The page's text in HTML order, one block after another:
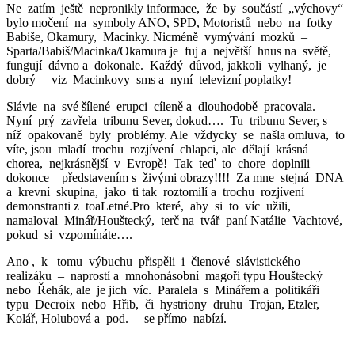
Ne zatím ještě nepronikly informace, že by součástí „výchovy“
bylo močení na symboly ANO, SPD, Motoristů nebo na fotky
Babiše, Okamury, Macinky. Nicméně vymývání mozků –
Sparta/Babiš/Macinka/Okamura je fuj a největší hnus na světě,
fungují dávno a dokonale. Každý důvod, jakkoli vylhaný, je
dobrý – viz Macinkovy sms a nyní televizní poplatky!
Slávie na své šílené erupci cíleně a dlouhodobě pracovala.
Nyní prý zavřela tribunu Sever, dokud…. Tu tribunu Sever, s
níž opakovaně byly problémy. Ale vždycky se našla omluva, to
víte, jsou mladí trochu rozjívení chlapci, ale dělají krásná
chorea, nejkrásnější v Evropě! Tak teď to chore doplnili
dokonce představením s živými obrazy!!!! Za mne stejná DNA
a krevní skupina, jako ti tak roztomilí a trochu rozjívení
demonstranti z toaLetné.Pro které, aby si to víc užili,
namaloval Minář/Houštecký, terč na tvář paní Natálie Vachtové,
pokud si vzpomínáte….
Ano , k tomu výbuchu přispěli i členové slávistického
realizáku – naprostí a mnohonásobní magoři typu Houštecký
nebo Řehák, ale je jich víc. Paralela s Minářem a politikáři
typu Decroix nebo Hřib, či hystriony druhu Trojan, Etzler,
Kolář, Holubová a pod. se přímo nabízí.